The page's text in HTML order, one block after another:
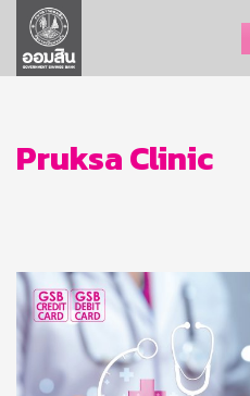
ลูกค้าธุรกิจ
ลูกค้าผู้ประกอบรายย่อย
ออมเพื่อสุข
บริการทางการเงิน
อื่นๆ
ติดต่อเรา
Pruksa Clinic